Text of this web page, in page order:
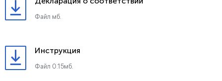
Файл мб.
Инструкция
Файл 0.15мб.